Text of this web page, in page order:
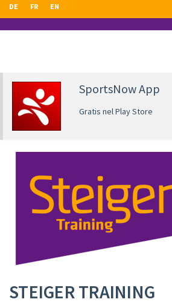
DE FR EN
SportsNow App
Gratis nel Play Store
STEIGER TRAINING